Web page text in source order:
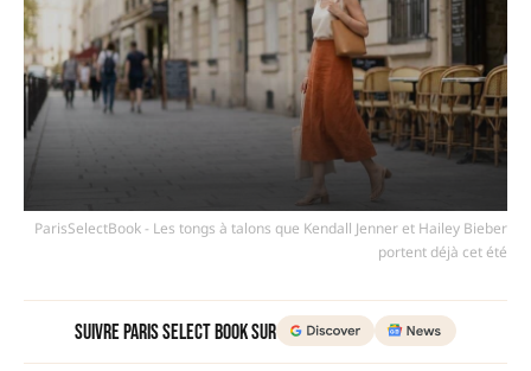
ParisSelectBook - Les tongs à talons que Kendall Jenner et Hailey Bieber
portent déjà cet été
Suivre Paris Select Book sur